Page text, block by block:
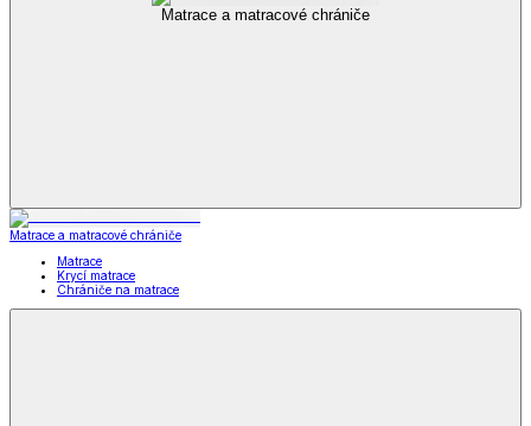
Matrace a matracové chrániče
Matrace a matracové chrániče
Matrace
Krycí matrace
Chrániče na matrace